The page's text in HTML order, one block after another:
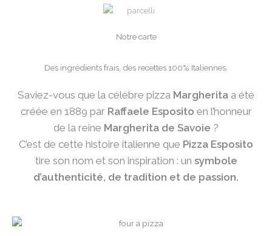
Notre carte
Des ingrédients frais, des recettes 100% Italiennes.
Saviez-vous que la célèbre pizza Margherita a été
créée en 1889 par Raffaele Esposito en l’honneur
de la reine Margherita de Savoie ?
C’est de cette histoire italienne que Pizza Esposito
tire son nom et son inspiration : un symbole
d’authenticité, de tradition et de passion.